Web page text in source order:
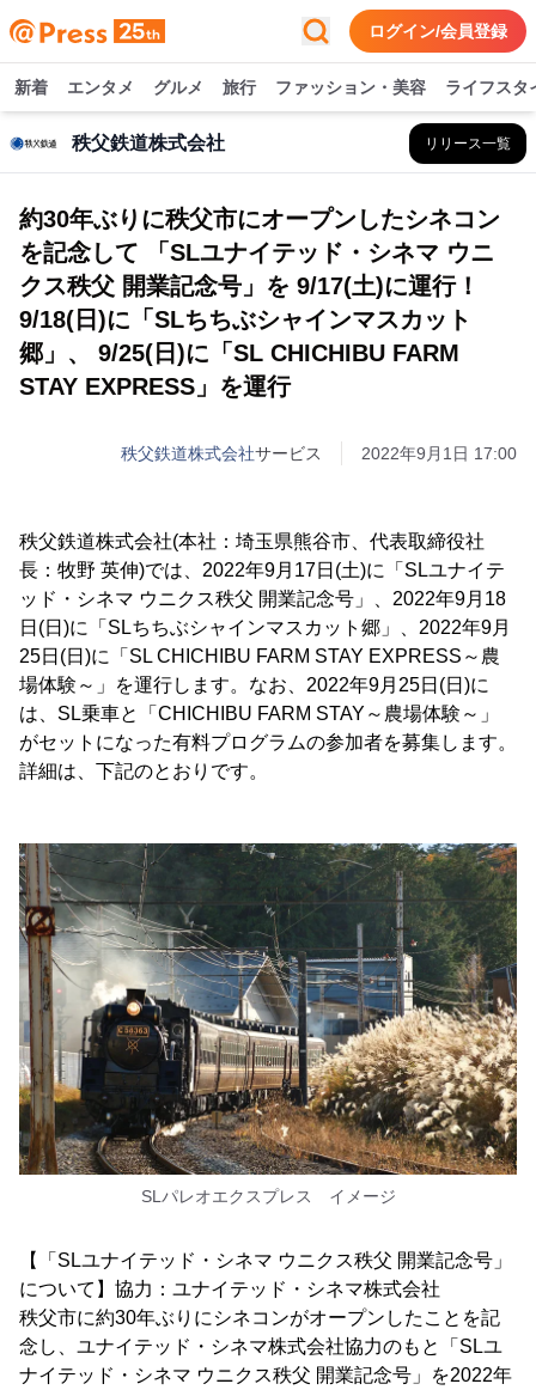
ログイン/会員登録
新着 エンタメ グルメ 旅行 ファッション・美容 ライフスタ
秩父鉄道株式会社 リリース一覧
約30年ぶりに秩父市にオープンしたシネコン
を記念して 「SLユナイテッド・シネマ ウニ
クス秩父 開業記念号」を 9/17(土)に運行！
9/18(日)に「SLちちぶシャインマスカット
郷」、 9/25(日)に「SL CHICHIBU FARM
STAY EXPRESS」を運行
秩父鉄道株式会社サービス 2022年9月1日 17:00
秩父鉄道株式会社(本社：埼玉県熊谷市、代表取締役社
長：牧野 英伸)では、2022年9月17日(土)に「SLユナイテ
ッド・シネマ ウニクス秩父 開業記念号」、2022年9月18
日(日)に「SLちちぶシャインマスカット郷」、2022年9月
25日(日)に「SL CHICHIBU FARM STAY EXPRESS～農
場体験～」を運行します。なお、2022年9月25日(日)に
は、SL乗車と「CHICHIBU FARM STAY～農場体験～」
がセットになった有料プログラムの参加者を募集します。
詳細は、下記のとおりです。
SLパレオエクスプレス イメージ
【「SLユナイテッド・シネマ ウニクス秩父 開業記念号」
について】協力：ユナイテッド・シネマ株式会社
秩父市に約30年ぶりにシネコンがオープンしたことを記
念し、ユナイテッド・シネマ株式会社協力のもと「SLユ
ナイテッド・シネマ ウニクス秩父 開業記念号」を2022年